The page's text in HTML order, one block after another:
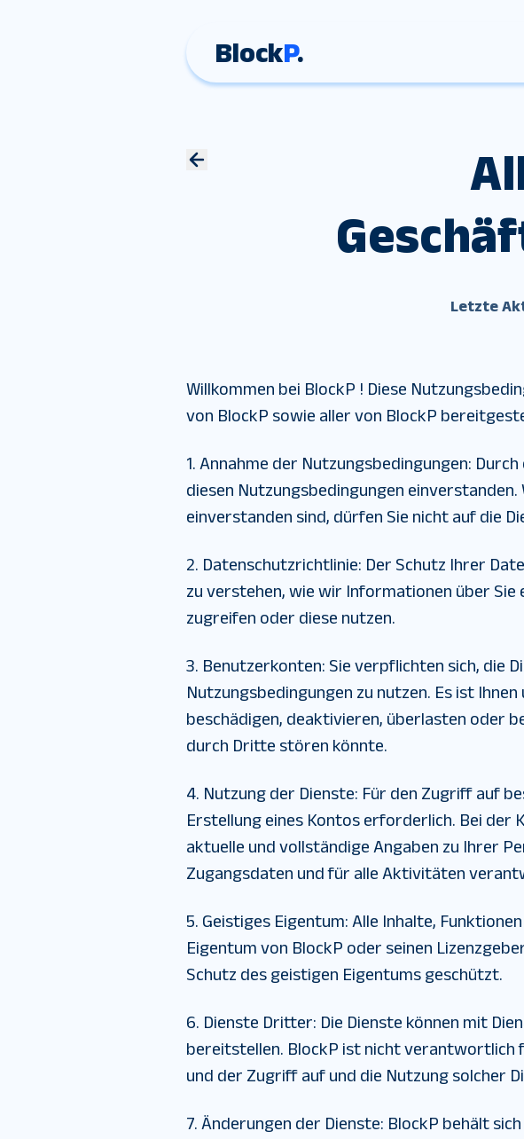
BlockP.
Letzte
Willkommen bei BlockP ! Diese
von BlockP sowie aller von BlockP
1. Annahme der Nutzungsbedingungen:
diesen Nutzungsbedingungen
einverstanden sind, dürfen Sie nicht auf die
2. Datenschutzrichtlinie: Der Schutz Ihrer
zu verstehen, wie wir Informationen über Sie
zugreifen oder diese nutzen.
3. Benutzerkonten: Sie verpflichten sich, die
Nutzungsbedingungen zu nutzen. Es ist
beschädigen, deaktivieren, überlasten oder
durch Dritte stören könnte.
4. Nutzung der Dienste: Für den Zugriff auf
Erstellung eines Kontos erforderlich. Bei
aktuelle und vollständige Angaben zu Ihrer
Zugangsdaten und für alle Aktivitäten
5. Geistiges Eigentum: Alle Inhalte,
Eigentum von BlockP oder seinen
Schutz des geistigen Eigentums geschützt.
6. Dienste Dritter: Die Dienste können mit
bereitstellen. BlockP ist nicht verantwortlich
und der Zugriff auf und die Nutzung solcher
7. Änderungen der Dienste: BlockP behält